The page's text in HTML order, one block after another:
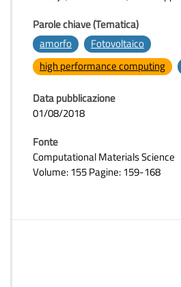
Parole chiave (Tematica)
amorfo
Fotovoltaico
high performance computing
Data pubblicazione
01/08/2018
Fonte
Computational Materials Science
Volume: 155 Pagine: 159-168